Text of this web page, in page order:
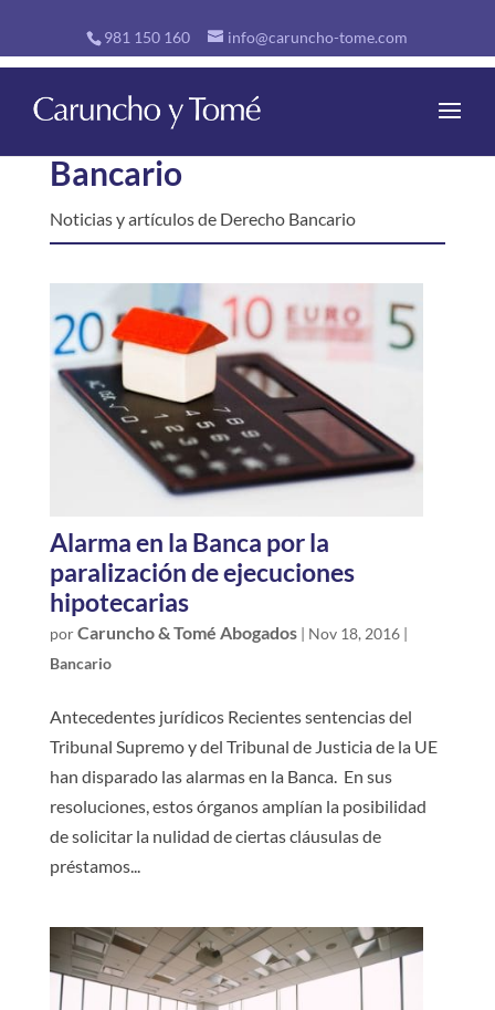
981 150 160 info@caruncho-tome.com
Bancario
Noticias y artículos de Derecho Bancario
Alarma en la Banca por la
paralización de ejecuciones
hipotecarias
porCaruncho & Tomé Abogados| Nov 18, 2016|
Bancario
Antecedentes jurídicos Recientes sentencias del
Tribunal Supremo y del Tribunal de Justicia de la UE
han disparado las alarmas en la Banca. En sus
resoluciones, estos órganos amplían la posibilidad
de solicitar la nulidad de ciertas cláusulas de
préstamos...